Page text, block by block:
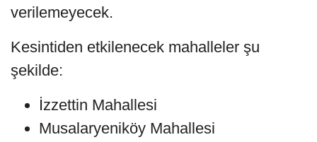
verilemeyecek.
Kesintiden etkilenecek mahalleler şu
şekilde:
İzzettin Mahallesi
Musalaryeniköy Mahallesi